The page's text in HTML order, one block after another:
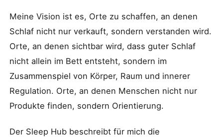
Meine Vision ist es, Orte zu schaffen, an denen
Schlaf nicht nur verkauft, sondern verstanden wird.
Orte, an denen sichtbar wird, dass guter Schlaf
nicht allein im Bett entsteht, sondern im
Zusammenspiel von Körper, Raum und innerer
Regulation. Orte, an denen Menschen nicht nur
Produkte finden, sondern Orientierung.
Der Sleep Hub beschreibt für mich die